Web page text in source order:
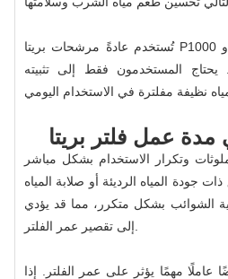
المستخدمون فقط إلى تثبيته
وتكرار الاستخدام بشكل مباشر
جودة المياه الرديئة أو صلابة المياه
الشوائب بشكل متكرر، مما قد يؤدي
عاملًا مهمًا يؤثر على عمر الفلتر. إذا